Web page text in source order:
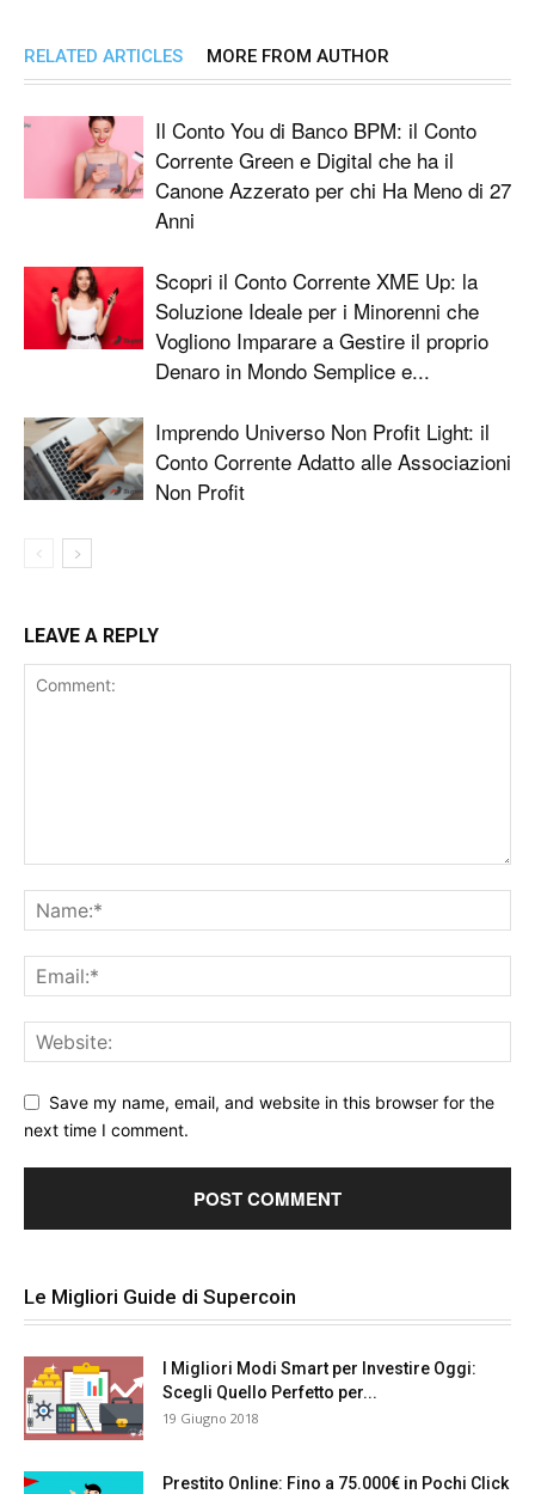
RELATED ARTICLES MORE FROM AUTHOR
Il Conto You di Banco BPM: il Conto
Corrente Green e Digital che ha il
Canone Azzerato per chi Ha Meno di 27
Anni
Scopri il Conto Corrente XME Up: la
Soluzione Ideale per i Minorenni che
Vogliono Imparare a Gestire il proprio
Denaro in Mondo Semplice e...
Imprendo Universo Non Profit Light: il
Conto Corrente Adatto alle Associazioni
Non Profit
LEAVE A REPLY
Save my name, email, and website in this browser for the
next time I comment.
Le Migliori Guide di Supercoin
I Migliori Modi Smart per Investire Oggi:
Scegli Quello Perfetto per...
19 Giugno 2018
Prestito Online: Fino a 75.000€ in Pochi Click